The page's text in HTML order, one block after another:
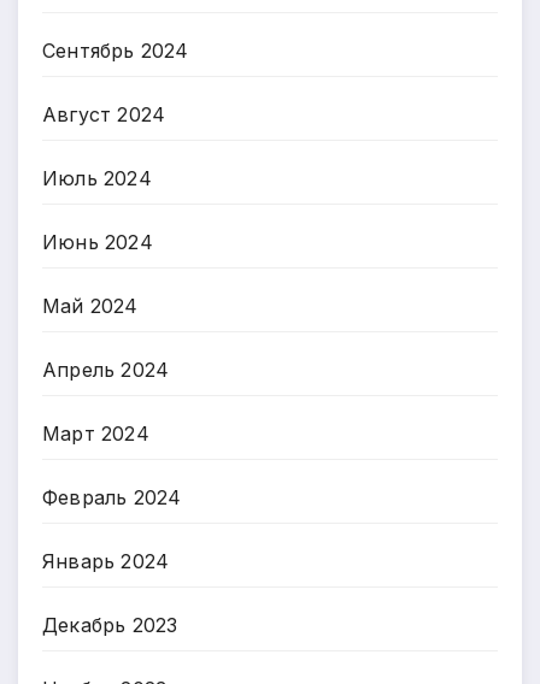
Сентябрь 2024
Август 2024
Июль 2024
Июнь 2024
Май 2024
Апрель 2024
Март 2024
Февраль 2024
Январь 2024
Декабрь 2023